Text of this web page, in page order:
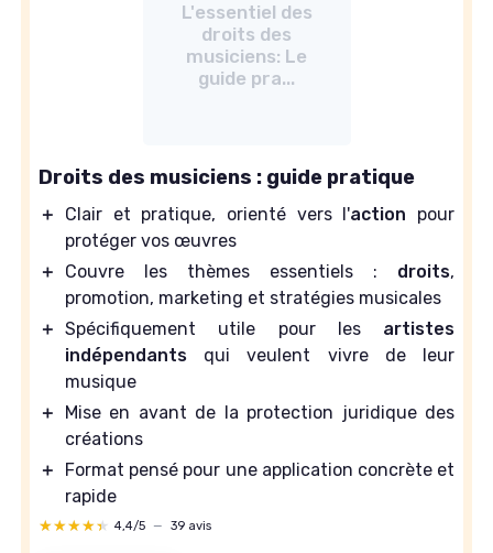
L'essentiel des
droits des
musiciens: Le
guide pra...
Droits des musiciens : guide pratique
＋ Clair et pratique, orienté vers l'action pour
protéger vos œuvres
＋
Couvre les thèmes essentiels : droits,
promotion, marketing et stratégies musicales
＋ Spécifiquement utile pour les artistes
indépendants qui veulent vivre de leur
musique
＋
Mise en avant de la protection juridique des
créations
＋
Format pensé pour une application concrète et
rapide
★★★★★
★★★★★ 4,4/5 — 39 avis